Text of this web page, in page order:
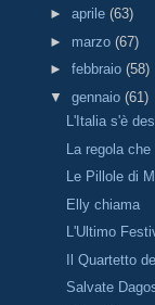
► aprile (63)
► marzo (67)
► febbraio (58)
▼ gennaio (61)
L'Italia s'è
La regola che
Le Pillole di
Elly chiama
L'Ultimo
Il Quartetto
Salvate